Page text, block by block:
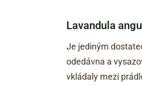
Lavandula
Je jediným
odedávna a
vkládaly mezi